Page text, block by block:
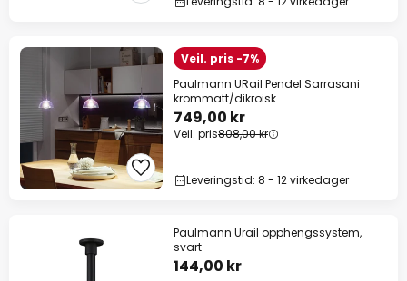
Veil. pris -7%
Paulmann URail Pendel Sarrasani
krommatt/dikroisk
749,00 kr
Veil. pris808,00 kr
Leveringstid: 8 - 12 virkedager
Paulmann Urail opphengssystem,
svart
144,00 kr